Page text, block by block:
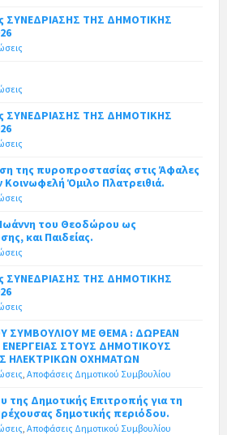
ΣΥΝΕΔΡΙΑΣΗΣ ΤΗΣ ΔΗΜΟΤΙΚΗΣ
ΣΥΝΕΔΡΙΑΣΗΣ ΤΗΣ ΔΗΜΟΤΙΚΗΣ
της πυροπροστασίας στις Άφαλες
Κοινωφελή Όμιλο Πλατρειθιά.
του Θεοδώρου ως
και Παιδείας.
ΣΥΝΕΔΡΙΑΣΗΣ ΤΗΣ ΔΗΜΟΤΙΚΗΣ
ΣΥΜΒΟΥΛΙΟΥ ΜΕ ΘΕΜΑ : ΔΩΡΕΑΝ
ΣΤΟΥΣ ΔΗΜΟΤΙΚΟΥΣ
ΗΛΕΚΤΡΙΚΩΝ ΟΧΗΜΑΤΩΝ
Αποφάσεις Δημοτικού Συμβουλίου
της Δημοτικής Επιτροπής για τη
δημοτικής περιόδου.
Αποφάσεις Δημοτικού Συμβουλίου